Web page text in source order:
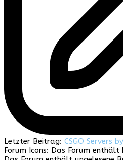
Letzter Beitrag: CSGO Servers
Forum Icons: Das Forum enthält